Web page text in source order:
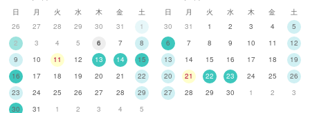
日 月 火 水 木 金
土
26
27 28 29 30 31
1
2
3 4 5 6 7
8
9
10 11 12 13 14
15
16
17 18 19 20 21
22
23
24 25 26 27 28
29
30
31 1 2 3 4 5
日 月 火 水 木 金
土
30
31 1 2 3 4
5
6
7 8 9 10 11
12
13
14 15 16 17 18
19
20
21 22 23 24 25
26
27
28 29 30 1 2 3